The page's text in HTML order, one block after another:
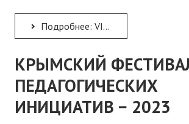
Подробнее: VIII Съезд русистов Республики Крым
КРЫМСКИЙ
ПЕДАГОГИЧЕСКИХ
ИНИЦИАТИВ − 2023